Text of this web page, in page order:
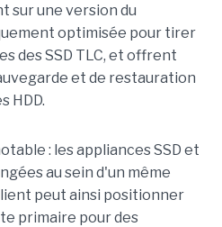
sur une version du
optimisée pour tirer
des SSD TLC, et offrent
et de restauration
HDD.
: les appliances SSD et
au sein d'un même
peut ainsi positionner
primaire pour des